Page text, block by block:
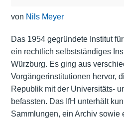
von Nils Meyer
Das 1954 gegründete Institut
ein rechtlich selbstständiges
Würzburg. Es ging aus
Vorgängerinstitutionen hervor,
Republik mit der Universitäts-
befassten. Das IfH unterhält
Sammlungen, ein Archiv sowie